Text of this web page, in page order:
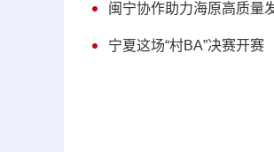
闽宁协作助力海原高质量
宁夏这场“村BA”决赛开赛